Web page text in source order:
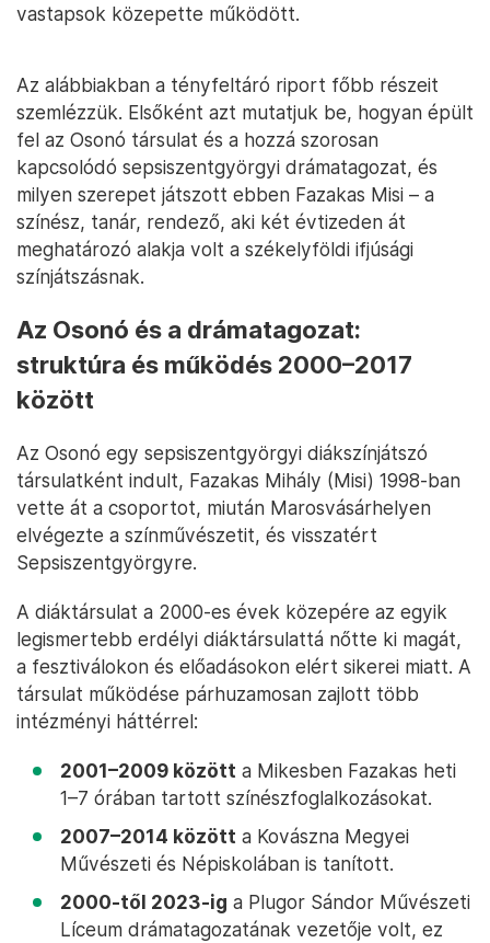
vastapsok közepette működött.
Az alábbiakban a tényfeltáró riport főbb részeit
szemlézzük. Elsőként azt mutatjuk be, hogyan épült
fel az Osonó társulat és a hozzá szorosan
kapcsolódó sepsiszentgyörgyi drámatagozat, és
milyen szerepet játszott ebben Fazakas Misi – a
színész, tanár, rendező, aki két évtizeden át
meghatározó alakja volt a székelyföldi ifjúsági
színjátszásnak.
Az Osonó és a drámatagozat:
struktúra és működés 2000–2017
között
Az Osonó egy sepsiszentgyörgyi diákszínjátszó
társulatként indult, Fazakas Mihály (Misi) 1998-ban
vette át a csoportot, miután Marosvásárhelyen
elvégezte a színművészetit, és visszatért
Sepsiszentgyörgyre.
A diáktársulat a 2000-es évek közepére az egyik
legismertebb erdélyi diáktársulattá nőtte ki magát,
a fesztiválokon és előadásokon elért sikerei miatt. A
társulat működése párhuzamosan zajlott több
intézményi háttérrel:
2001–2009 között a Mikesben Fazakas heti
1–7 órában tartott színészfoglalkozásokat.
2007–2014 között a Kovászna Megyei
Művészeti és Népiskolában is tanított.
2000-től 2023-ig a Plugor Sándor Művészeti
Líceum drámatagozatának vezetője volt, ez